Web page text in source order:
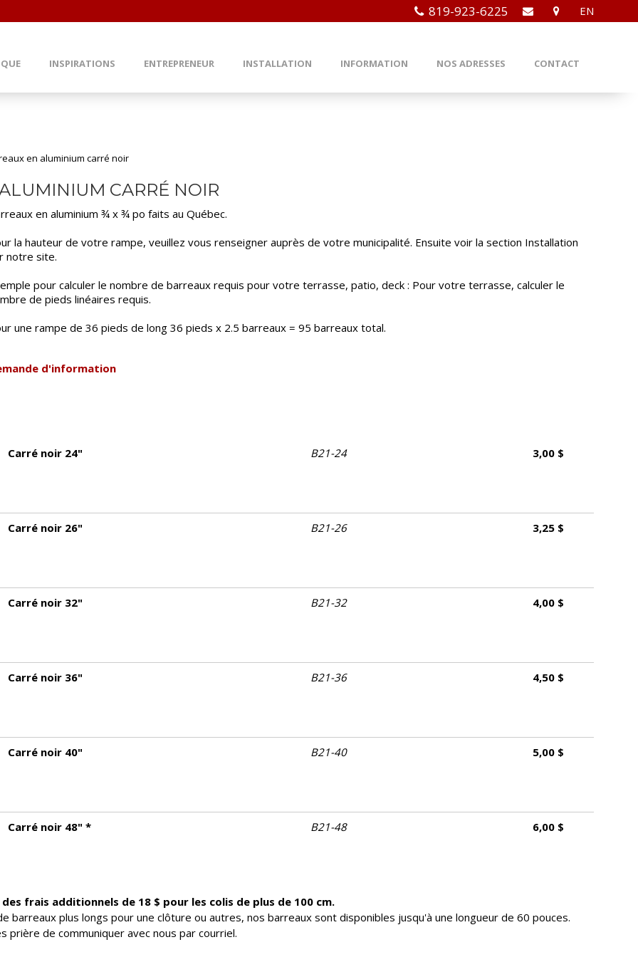
819-923-6225 EN
INSPIRATIONS ENTREPRENEUR INSTALLATION INFORMATION NOS ADRESSES CONTACT
en aluminium carré noir
CARRÉ NOIR
en aluminium ¾ x ¾ po faits au Québec.
la hauteur de votre rampe, veuillez vous renseigner auprès de votre municipalité. Ensuite voir la section Installation
notre site.
pour calculer le nombre de barreaux requis pour votre terrasse, patio, deck : Pour votre terrasse, calculer le
de pieds linéaires requis.
une rampe de 36 pieds de long 36 pieds x 2.5 barreaux = 95 barreaux total.
d'information
Carré noir 24" B21-24 3,00 $
Carré noir 26" B21-26 3,25 $
Carré noir 32" B21-32 4,00 $
Carré noir 36" B21-36 4,50 $
Carré noir 40" B21-40 5,00 $
Carré noir 48" * B21-48 6,00 $
frais additionnels de 18 $ pour les colis de plus de 100 cm.
barreaux plus longs pour une clôture ou autres, nos barreaux sont disponibles jusqu'à une longueur de 60 pouces.
prière de communiquer avec nous par courriel.